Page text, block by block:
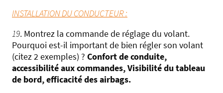
INSTALLATION DU CONDUCTEUR :
19. Montrez la commande de réglage du volant.
Pourquoi est-il important de bien régler son volant
(citez 2 exemples) ? Confort de conduite,
accessibilité aux commandes, Visibilité du tableau
de bord, efficacité des airbags.